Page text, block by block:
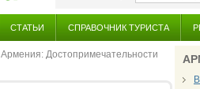
СТАТЬИ СПРАВОЧНИК ТУРИСТА
Армения: Достопримечательности